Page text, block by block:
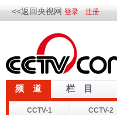
<<返回央视网 登录
注册
频 道 栏 目
CCTV-1 CCTV-2